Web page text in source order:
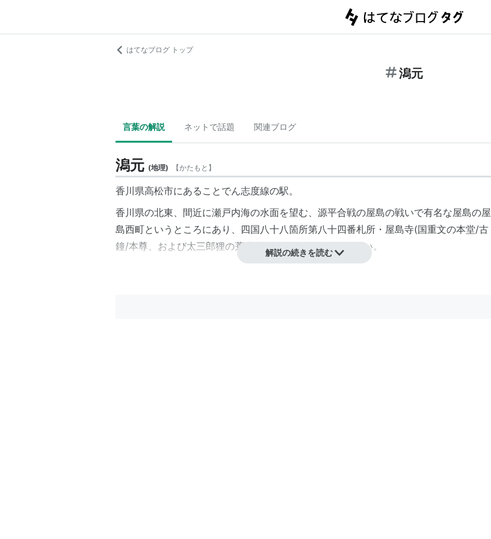
はてなブログ トップ
潟元
言葉の解説 ネットで話題 関連ブログ
潟元 (地理) 【かたもと 】
香川県高松市にあることでん志度線の駅。
香川県の北東、間近に瀬戸内海の水面を望む、源平合戦の屋島の戦いで有名な屋島の屋
島西町というところにあり、四国八十八箇所第八十四番札所・屋島寺(国重文の本堂/古
鐘/本尊、および太三郎狸の蓑山大明神 などで有名か)が近い。
解説の続きを読む